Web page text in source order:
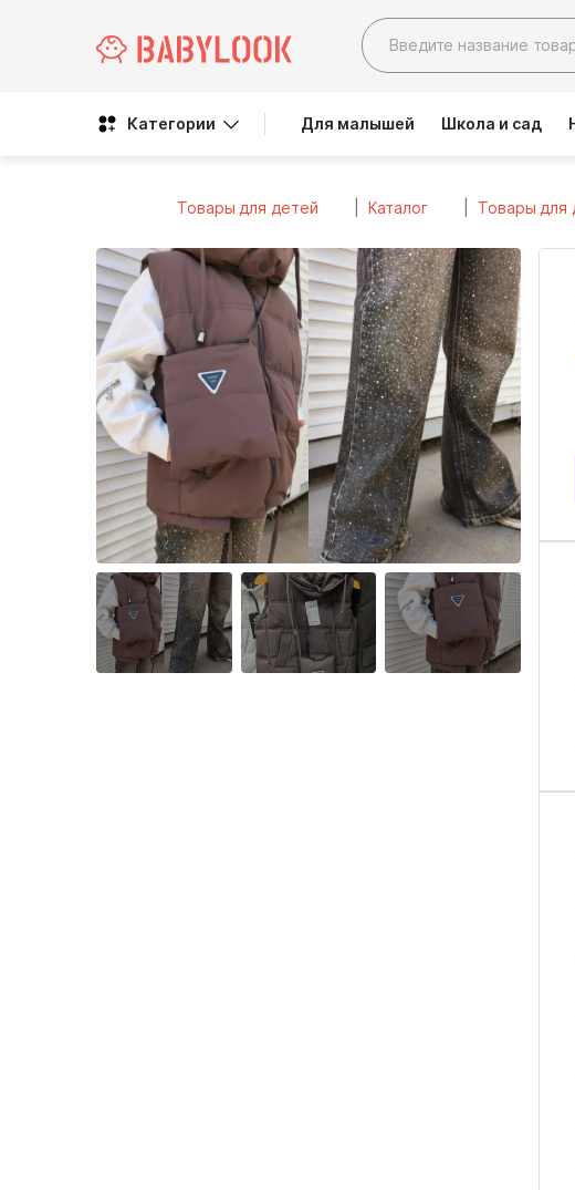
Категории Для малышей Школа и сад
Товары для детей Каталог Товары для